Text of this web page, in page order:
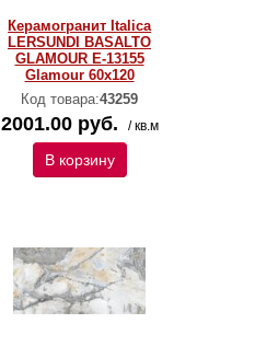
Керамогранит Italica
LERSUNDI BASALTO
GLAMOUR E-13155
Glamour 60х120
Код товара:43259
2001.00 руб. / кв.м
В корзину